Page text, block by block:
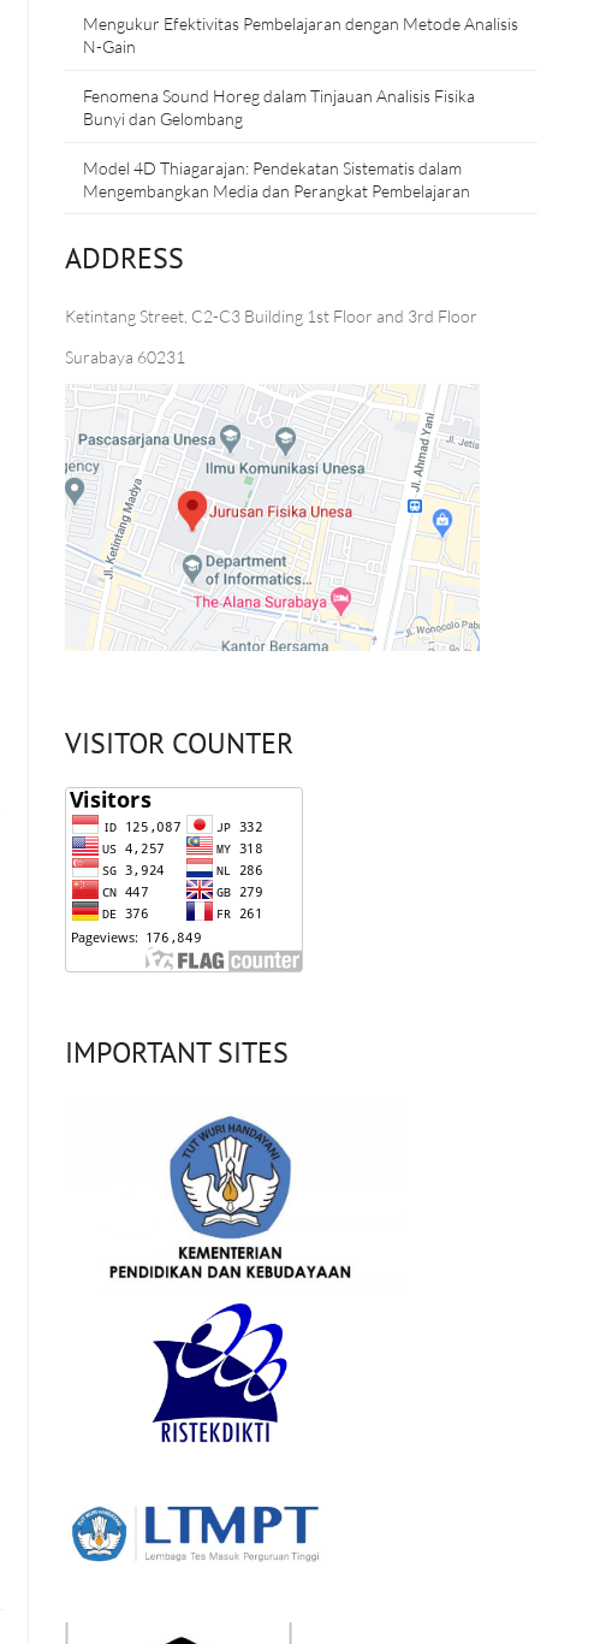
Mengukur Efektivitas Pembelajaran dengan Metode Analisis
N-Gain
Fenomena Sound Horeg dalam Tinjauan Analisis Fisika
Bunyi dan Gelombang
Model 4D Thiagarajan: Pendekatan Sistematis dalam
Mengembangkan Media dan Perangkat Pembelajaran
ADDRESS
Ketintang Street, C2-C3 Building 1st Floor and 3rd Floor
Surabaya 60231
VISITOR COUNTER
IMPORTANT SITES